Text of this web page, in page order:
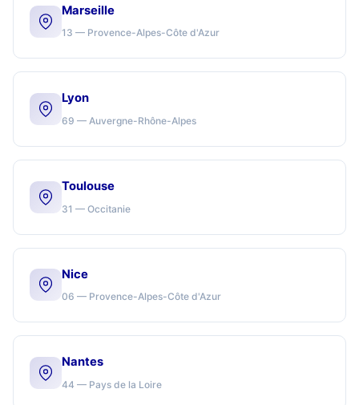
Marseille
13 — Provence-Alpes-Côte d'Azur
Lyon
69 — Auvergne-Rhône-Alpes
Toulouse
31 — Occitanie
Nice
06 — Provence-Alpes-Côte d'Azur
Nantes
44 — Pays de la Loire